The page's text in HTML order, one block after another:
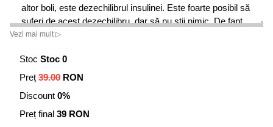
altor boli, este dezechilibrul insulinei. Este foarte posibil să
suferi de acest dezechilibru, dar să nu știi nimic. De fapt,
peste 100 de milioane de americani chiar suferă de
de la o rezistență moderată la insulină până la prediabet și
la diabetul de tip 2 complet instalat. Până în anul 2020,
din care 90% nu vor fi diagnosticați. Din fericire,
diabezitatea este inversabilă, iar autorul de bestselleruri
Vezi mai mult ▷
Stoc Stoc 0
Preț 39.00 RON
Discount 0%
Preț final 39 RON